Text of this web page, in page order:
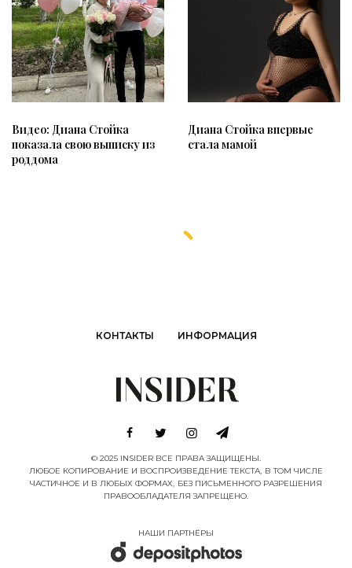
Видео: Диана Стойка
показала свою выписку из
роддома
Диана Стойка впервые
стала мамой
КОНТАКТЫ ИНФОРМАЦИЯ
© 2025 INSIDER ВСЕ ПРАВА ЗАЩИЩЕНЫ.
ЛЮБОЕ КОПИРОВАНИЕ И ВОСПРОИЗВЕДЕНИЕ ТЕКСТА, В ТОМ ЧИСЛЕ
ЧАСТИЧНОЕ И В ЛЮБЫХ ФОРМАХ, БЕЗ ПИСЬМЕННОГО РАЗРЕШЕНИЯ
ПРАВООБЛАДАТЕЛЯ ЗАПРЕЩЕНО.
НАШИ ПАРТНËРЫ